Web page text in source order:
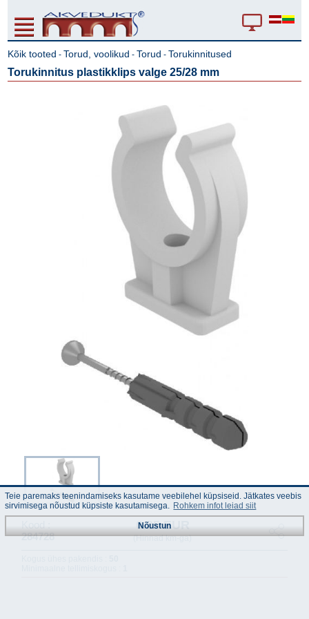
Kõik tooted - Torud, voolikud - Torud - Torukinnitused
Torukinnitus plastikklips valge 25/28 mm
284728
0.25 EUR
(Hinnad km-ga)
Teie paremaks teenindamiseks kasutame veebilehel küpsiseid. Jätkates veebis
sirvimisega nõustud küpsiste kasutamisega. Rohkem infot leiad siit
Nõustun